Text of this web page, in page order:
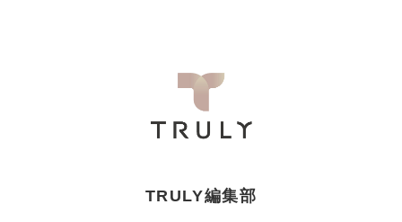
TRULY編集部